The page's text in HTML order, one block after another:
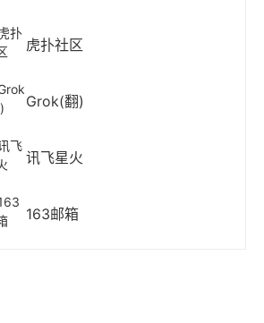
虎扑社区
Grok(翻)
讯飞星火
163邮箱